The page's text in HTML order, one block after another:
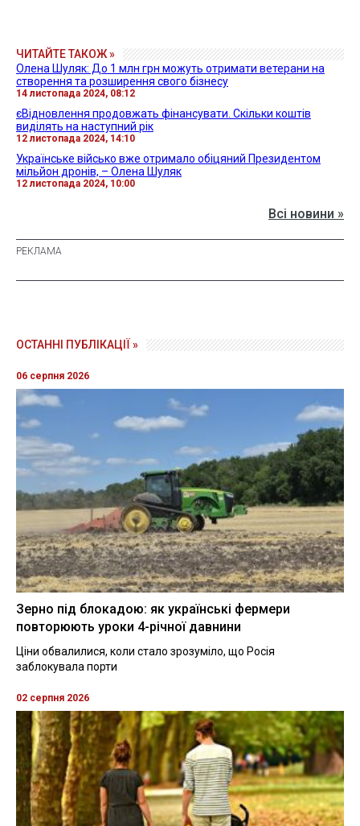
ЧИТАЙТЕ ТАКОЖ »
Олена Шуляк: До 1 млн грн можуть отримати ветерани на
створення та розширення свого бізнесу
14 листопада 2024, 08:12
єВідновлення продовжать фінансувати. Скільки коштів
виділять на наступний рік
12 листопада 2024, 14:10
Українське військо вже отримало обіцяний Президентом
мільйон дронів, – Олена Шуляк
12 листопада 2024, 10:00
Всі новини »
ОСТАННІ ПУБЛІКАЦІЇ »
06 серпня 2026
Зерно під блокадою: як українські фермери
повторюють уроки 4-річної давнини
Ціни обвалилися, коли стало зрозуміло, що Росія
заблокувала порти
02 серпня 2026